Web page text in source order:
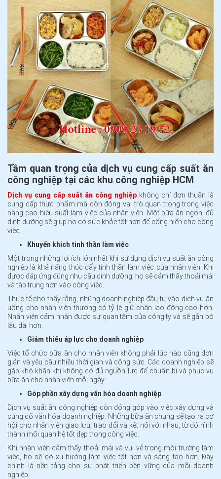
Tầm quan trọng của dịch vụ cung cấp suất ăn
công nghiệp tại các khu công nghiệp HCM
Dịch vụ cung cấp suất ăn công nghiệp không chỉ đơn thuần là
cung cấp thực phẩm mà còn đóng vai trò quan trọng trong việc
nâng cao hiệu suất làm việc của nhân viên. Một bữa ăn ngon, đủ
dinh dưỡng sẽ giúp họ có sức khỏe tốt hơn để cống hiến cho công
việc.
Khuyến khích tinh thần làm việc
Một trong những lợi ích lớn nhất khi sử dụng dịch vụ suất ăn công
nghiệp là khả năng thúc đẩy tinh thần làm việc của nhân viên. Khi
được đáp ứng đúng nhu cầu dinh dưỡng, họ sẽ cảm thấy thoải mái
và tập trung hơn vào công việc.
Thực tế cho thấy rằng, những doanh nghiệp đầu tư vào dịch vụ ăn
uống cho nhân viên thường có tỷ lệ giữ chân lao động cao hơn.
Nhân viên cảm nhận được sự quan tâm của công ty và sẽ gắn bó
lâu dài hơn.
Giảm thiểu áp lực cho doanh nghiệp
Việc tổ chức bữa ăn cho nhân viên không phải lúc nào cũng đơn
giản và yêu cầu nhiều thời gian và công sức. Các doanh nghiệp sẽ
gặp khó khăn khi không có đủ nguồn lực để chuẩn bị và phục vụ
bữa ăn cho nhân viên mỗi ngày.
Góp phần xây dựng văn hóa doanh nghiệp
Dịch vụ suất ăn công nghiệp còn đóng góp vào việc xây dựng và
củng cố văn hóa doanh nghiệp. Những bữa ăn chung sẽ tạo ra cơ
hội cho nhân viên giao lưu, trao đổi và kết nối với nhau, từ đó hình
thành mối quan hệ tốt đẹp trong công việc.
Khi nhân viên cảm thấy thoải mái và vui vẻ trong môi trường làm
việc, họ sẽ có xu hướng làm việc tốt hơn và sáng tạo hơn. Đây
chính là nền tảng cho sự phát triển bền vững của mỗi doanh
nghiệp.